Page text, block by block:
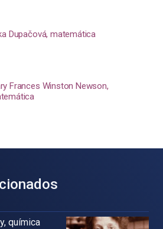
Dupačová, matemática
Frances Winston Newson,
química